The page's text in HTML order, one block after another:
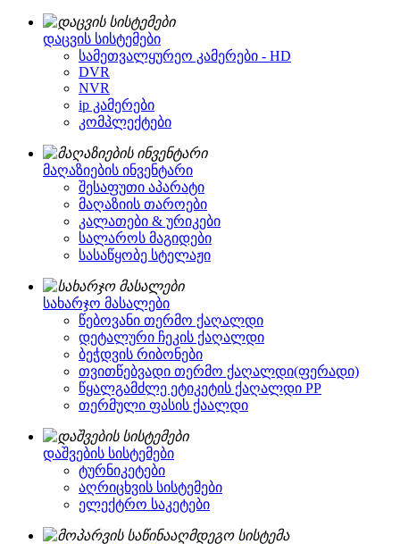
დაცვის სისტემები
სამეთვალყურეო კამერები - HD
DVR
NVR
ip კამერები
კომპლექტები
მაღაზიების ინვენტარი
შესაფუთი აპარატი
მაღაზიის თაროები
კალათები & ურიკები
სალაროს მაგიდები
სასაწყობე სტელაჟი
სახარჯო მასალები
წებოვანი თერმო ქაღალდი
დეტალური ჩეკის ქაღალდი
ბეჭდვის რიბონები
თვითწებვადი თერმო ქაღალდი(ფერადი)
წყალგამძლე ეტიკეტის ქაღალდი PP
თერმული ფასის ქაალდი
დაშვების სისტემები
ტურნიკეტები
აღრიცხვის სისტემები
ელექტრო საკეტები